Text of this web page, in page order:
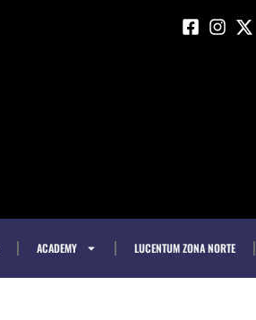
ACADEMY LUCENTUM ZONA NORTE